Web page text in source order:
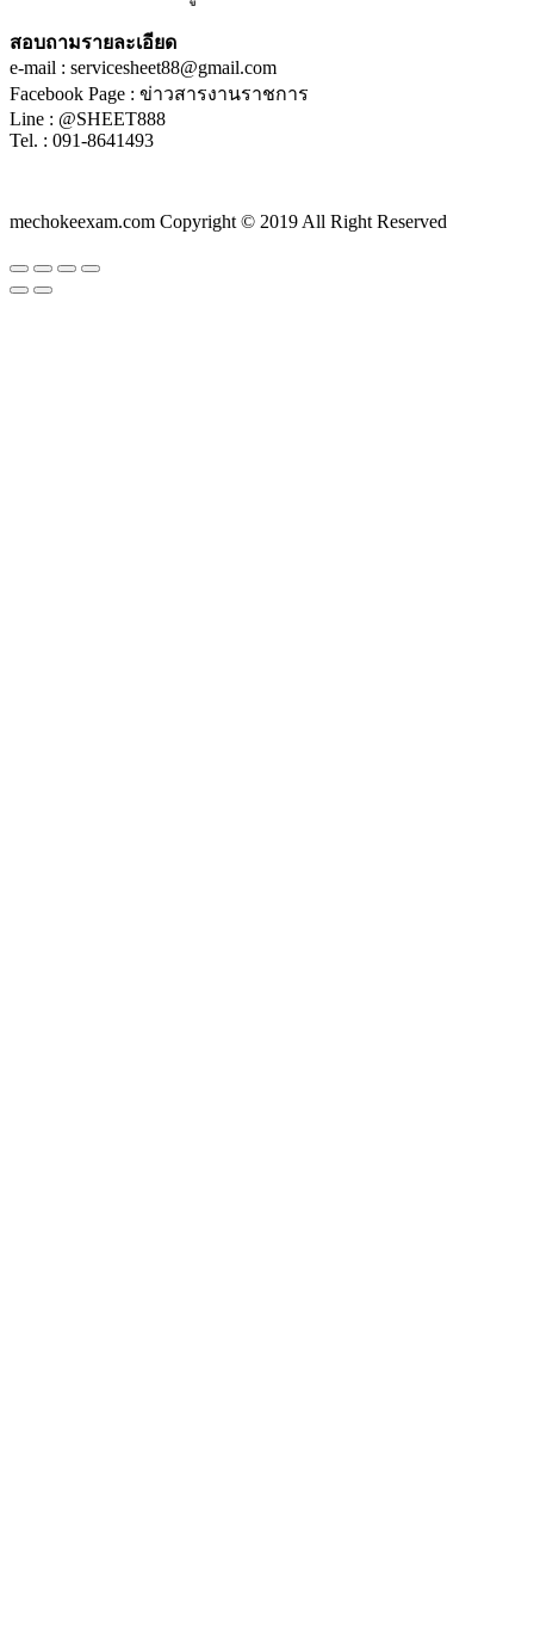
สอบถามรายละเอียด
e-mail : servicesheet88@gmail.com
Facebook Page : ข่าวสารงานราชการ
Line : @SHEET888
Tel. : 091-8641493
mechokeexam.com Copyright © 2019 All Right Reserved